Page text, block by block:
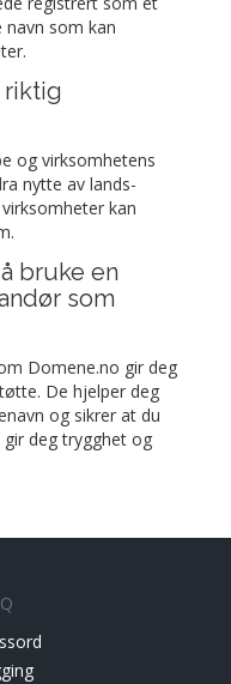
navn som kan
riktig
og virksomhetens
nytte av lands-
kan
bruke en
som
Domene.no gir deg
De hjelper deg
og sikrer at du
deg trygghet og